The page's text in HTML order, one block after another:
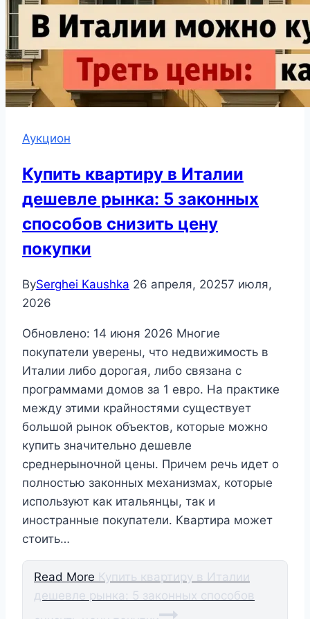
Аукцион
Купить квартиру в Италии
дешевле рынка: 5 законных
способов снизить цену
покупки
BySerghei Kaushka 26 апреля, 20257 июля,
2026
Обновлено: 14 июня 2026 Многие
покупатели уверены, что недвижимость в
Италии либо дорогая, либо связана с
программами домов за 1 евро. На практике
между этими крайностями существует
большой рынок объектов, которые можно
купить значительно дешевле
среднерыночной цены. Причем речь идет о
полностью законных механизмах, которые
используют как итальянцы, так и
иностранные покупатели. Квартира может
стоить…
Read More Купить квартиру в Италии
дешевле рынка: 5 законных способов